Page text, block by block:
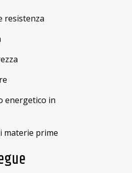
resistenza
energetico in
materie prime